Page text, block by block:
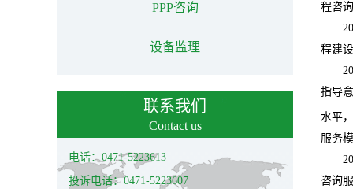
PPP咨询
设备监理
联系我们
Contact us
电话：0471-5223613
投诉电话：0471-5223607
程咨
程建
指导
水平
服务
咨询